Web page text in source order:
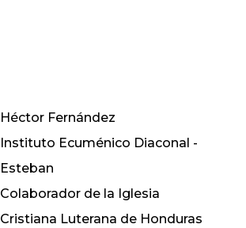
Héctor Fernández
Instituto Ecuménico Diaconal -
Esteban
Colaborador de la Iglesia
Cristiana Luterana de Honduras